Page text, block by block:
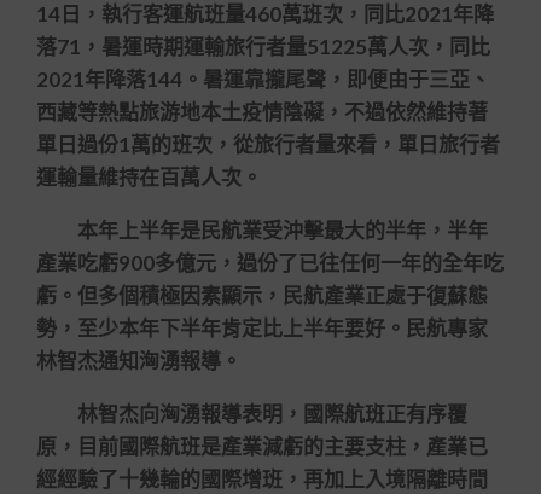
14日，執行客運航班量460萬班次，同比2021年降
落71，暑運時期運輸旅行者量51225萬人次，同比
2021年降落144。暑運靠攏尾聲，即便由于三亞、
西藏等熱點旅游地本土疫情陰礙，不過依然維持著
單日過份1萬的班次，從旅行者量來看，單日旅行者
運輸量維持在百萬人次。
本年上半年是民航業受沖擊最大的半年，半年
產業吃虧900多億元，過份了已往任何一年的全年吃
虧。但多個積極因素顯示，民航產業正處于復蘇態
勢，至少本年下半年肯定比上半年要好。民航專家
林智杰通知洶湧報導。
林智杰向洶湧報導表明，國際航班正有序覆
原，目前國際航班是產業減虧的主要支柱，產業已
經經驗了十幾輪的國際增班，再加上入境隔離時間